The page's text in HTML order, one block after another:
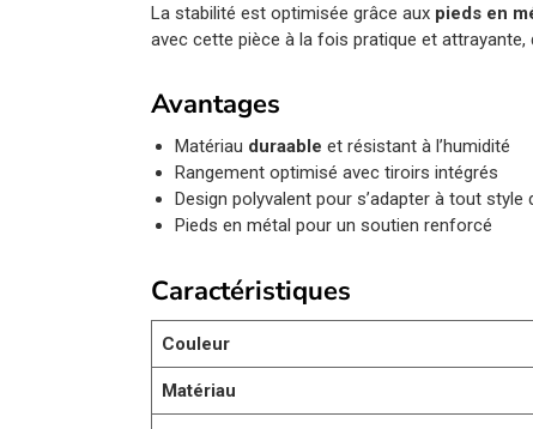
La stabilité est optimisée grâce aux pieds en
avec cette pièce à la fois pratique et
Avantages
Matériau duraable et résistant à l’humidité
Rangement optimisé avec tiroirs intégrés
Design polyvalent pour s’adapter à tout style
Pieds en métal pour un soutien renforcé
Caractéristiques
Couleur
Matériau